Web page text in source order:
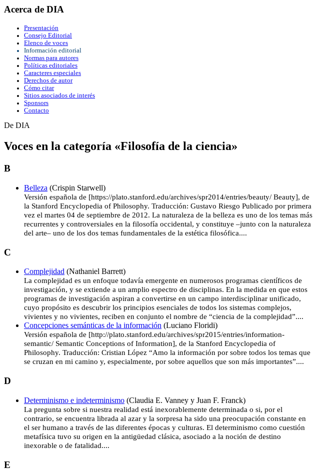
Acerca de DIA
Presentación
Consejo Editorial
Elenco de voces
Información editorial
Normas para autores
Políticas editoriales
Caracteres especiales
Derechos de autor
Cómo citar
Sitios asociados de interés
Sponsors
Contacto
De DIA
Voces en la categoría «Filosofía de la ciencia»
B
Belleza (Crispin Starwell)
Versión española de [https://plato.stanford.edu/archives/spr2014/entries/beauty/ Beauty], de
la Stanford Encyclopedia of Philosophy. Traducción: Gustavo Riesgo Publicado por primera
vez el martes 04 de septiembre de 2012. La naturaleza de la belleza es uno de los temas más
recurrentes y controversiales en la filosofía occidental, y constituye –junto con la naturaleza
del arte– uno de los dos temas fundamentales de la estética filosófica....
C
Complejidad (Nathaniel Barrett)
La complejidad es un enfoque todavía emergente en numerosos programas científicos de
investigación, y se extiende a un amplio espectro de disciplinas. En la medida en que estos
programas de investigación aspiran a convertirse en un campo interdisciplinar unificado,
cuyo propósito es descubrir los principios esenciales de todos los sistemas complejos,
vivientes y no vivientes, reciben en conjunto el nombre de “ciencia de la complejidad”....
Concepciones semánticas de la información (Luciano Floridi)
Versión española de [http://plato.stanford.edu/archives/spr2015/entries/information-
semantic/ Semantic Conceptions of Information], de la Stanford Encyclopedia of
Philosophy. Traducción: Cristian López “Amo la información por sobre todos los temas que
se cruzan en mi camino y, especialmente, por sobre aquellos que son más importantes”....
D
Determinismo e indeterminismo (Claudia E. Vanney y Juan F. Franck)
La pregunta sobre si nuestra realidad está inexorablemente determinada o si, por el
contrario, se encuentra librada al azar y la sorpresa ha sido una preocupación constante en
el ser humano a través de las diferentes épocas y culturas. El determinismo como cuestión
metafísica tuvo su origen en la antigüedad clásica, asociado a la noción de destino
inexorable o de fatalidad....
E